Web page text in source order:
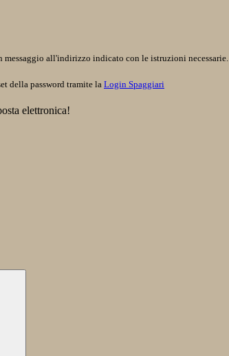
messaggio all'indirizzo indicato con le istruzioni necessarie.
della password tramite la Login Spaggiari
elettronica!